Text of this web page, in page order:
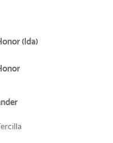
(Ida)